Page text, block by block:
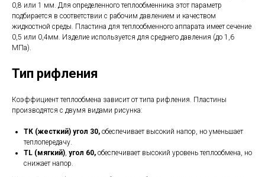
0,8 или 1 мм. Для определенного теплообменника этот параметр
подбирается в соответствии с рабочим давлением и качеством
жидкостной среды. Пластина для теплообменного аппарата имеет сечение
0,5 или 0,4мм. Изделие используется для среднего давления (до 1,6
МПа).
Тип рифления
Коэффициент теплообмена зависит от типа рифления. Пластины
производятся с двумя видами рисунка:
ТК (жесткий) угол 30, обеспечивает высокий напор, но уменьшает
теплопередачу.
TL (мягкий), угол 60, обеспечивает высокий уровень теплообмена, но
снижает напор.